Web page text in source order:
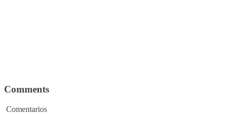
Comments
Comentarios